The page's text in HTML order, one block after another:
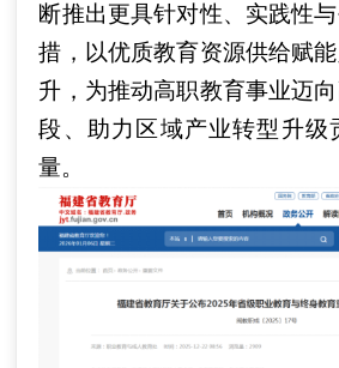
断推出更具针对性、实践性
措，以优质教育资源供给赋
升，为推动高职教育事业迈
段、助力区域产业转型升级
量。